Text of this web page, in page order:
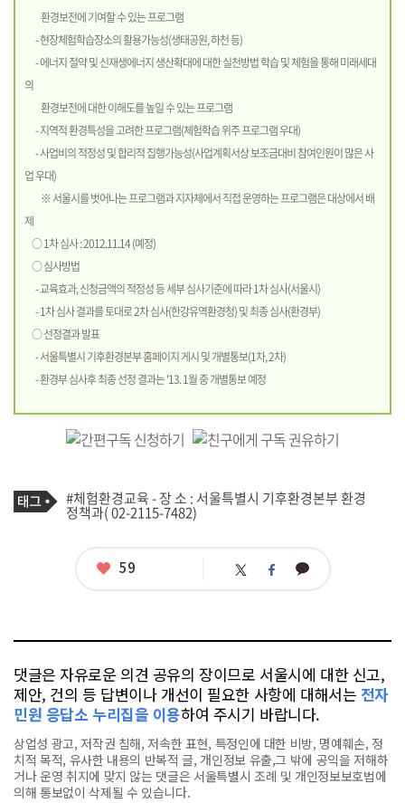
환경보전에 기여할 수 있는 프로그램
- 현장체험학습장소의 활용가능성(생태공원, 하천 등)
- 에너지 절약 및 신재생에너지 생산확대에 대한 실천방법 학습 및 체험을 통해 미래세대
의
환경보전에 대한 이해도를 높일 수 있는 프로그램
- 지역적 환경특성을 고려한 프로그램(체험학습 위주 프로그램 우대)
- 사업비의 적정성 및 합리적 집행가능성(사업계획서상 보조금대비 참여인원이 많은 사
업 우대)
※ 서울시를 벗어나는 프로그램과 지자체에서 직접 운영하는 프로그램은 대상에서 배
제
○ 1차 심사 : 2012.11.14 (예정)
○ 심사방법
- 교육효과, 신청금액의 적정성 등 세부 심사기준에 따라 1차 심사(서울시)
- 1차 심사 결과를 토대로 2차 심사(한강유역환경청) 및 최종 심사(환경부)
○ 선정결과 발표
- 서울특별시 기후환경본부 홈페이지 게시 및 개별통보(1차, 2차)
- 환경부 심사후 최종 선정 결과는 '13. 1월 중 개별통보 예정
기
사
관
태
그
#체험환경교육 - 장 소 : 서울특별시 기후환경본부 환경
정책과( 02-2115-7482)
좋
59 트 페 카
댓글은 자유로운 의견 공유의 장이므로 서울시에 대한 신고,
제안, 건의 등 답변이나 개선이 필요한 사항에 대해서는 전자
민원 응답소 누리집을 이용하여 주시기 바랍니다.
상업성 광고, 저작권 침해, 저속한 표현, 특정인에 대한 비방, 명예훼손, 정
치적 목적, 유사한 내용의 반복적 글, 개인정보 유출,그 밖에 공익을 저해하
거나 운영 취지에 맞지 않는 댓글은 서울특별시 조례 및 개인정보보호법에
의해 통보없이 삭제될 수 있습니다.